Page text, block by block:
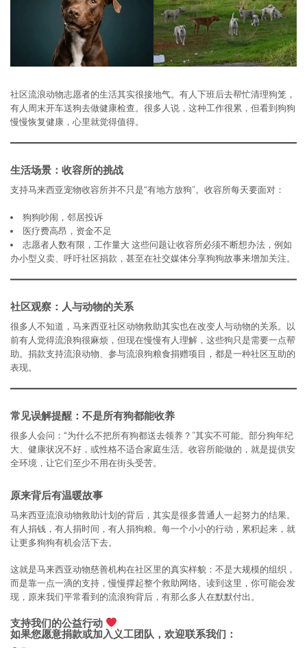
社区流浪动物志愿者的生活其实很接地气。有人下班后去帮忙清理狗笼，
有人周末开车送狗去做健康检查。很多人说，这种工作很累，但看到狗狗
慢慢恢复健康，心里就觉得值得。
生活场景：收容所的挑战
支持马来西亚宠物收容所并不只是“有地方放狗”。收容所每天要面对：
狗狗吵闹，邻居投诉
医疗费高昂，资金不足
志愿者人数有限，工作量大 这些问题让收容所必须不断想办法，例如
办小型义卖、呼吁社区捐款，甚至在社交媒体分享狗狗故事来增加关注。
社区观察：人与动物的关系
很多人不知道，马来西亚社区动物救助其实也在改变人与动物的关系。以
前有人觉得流浪狗很麻烦，但现在慢慢有人理解，这些狗只是需要一点帮
助。捐款支持流浪动物、参与流浪狗粮食捐赠项目，都是一种社区互助的
表现。
常见误解提醒：不是所有狗都能收养
很多人会问：“为什么不把所有狗都送去领养？”其实不可能。部分狗年纪
大、健康状况不好，或性格不适合家庭生活。收容所能做的，就是提供安
全环境，让它们至少不用在街头受苦。
原来背后有温暖故事
马来西亚流浪动物救助计划的背后，其实是很多普通人一起努力的结果。
有人捐钱，有人捐时间，有人捐狗粮。每一个小小的行动，累积起来，就
让更多狗狗有机会活下去。
这就是马来西亚动物慈善机构在社区里的真实样貌：不是大规模的组织，
而是靠一点一滴的支持，慢慢撑起整个救助网络。读到这里，你可能会发
现，原来我们平常看到的流浪狗背后，有那么多人在默默付出。
支持我们的公益行动
如果您愿意捐款或加入义工团队，欢迎联系我们：